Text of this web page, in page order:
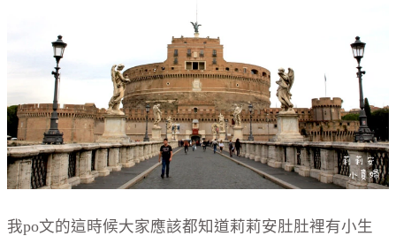
我po文的這時候大家應該都知道莉莉安肚肚裡有小生